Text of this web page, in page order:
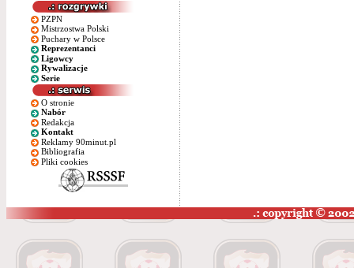
PZPN
Mistrzostwa Polski
Puchary w Polsce
Reprezentanci
Ligowcy
Rywalizacje
Serie
O stronie
Nabór
Redakcja
Kontakt
Reklamy 90minut.pl
Bibliografia
Pliki cookies